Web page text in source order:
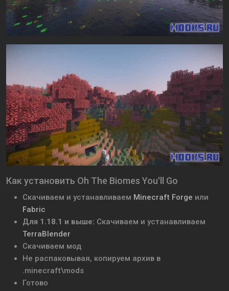
Как установить Oh The Biomes You'll Go
Скачиваем и устанавливаем Minecraft Forge или
Fabric
Для 1.18.1 и выше: Скачиваем и устанавливаем
TerraBlender
Скачиваем мод
Не распаковывая, копируем архив в
.minecraft\mods
Готово